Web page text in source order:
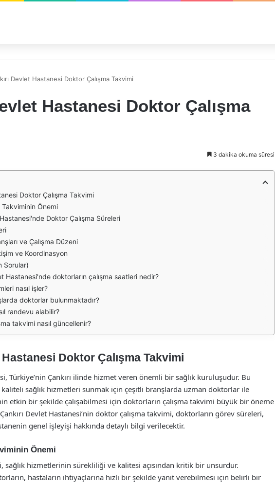
Devlet Hastanesi Doktor Çalışma Takvimi
Hastanesi Doktor Çalışma
3 dakika okuma süresi
Doktor Çalışma Takvimi
Takviminin Önemi
Doktor Çalışma Süreleri
ve Çalışma Düzeni
ve Koordinasyon
Sorular)
Hastanesi'nde doktorların çalışma saatleri nedir?
nasıl işler?
doktorlar bulunmaktadır?
randevu alabilir?
takvimi nasıl güncellenir?
Hastanesi Doktor Çalışma Takvimi
Türkiye’nin Çankırı ilinde hizmet veren önemli bir sağlık kuruluşudur. Bu
kaliteli sağlık hizmetleri sunmak için çeşitli branşlarda uzman doktorlar ile
etkin bir şekilde çalışabilmesi için doktorların çalışma takvimi büyük bir öneme
Devlet Hastanesi’nin doktor çalışma takvimi, doktorların görev süreleri,
genel işleyişi hakkında detaylı bilgi verilecektir.
Önemi
sağlık hizmetlerinin sürekliliği ve kalitesi açısından kritik bir unsurdur.
hastaların ihtiyaçlarına hızlı bir şekilde yanıt verebilmesi için belirli bir